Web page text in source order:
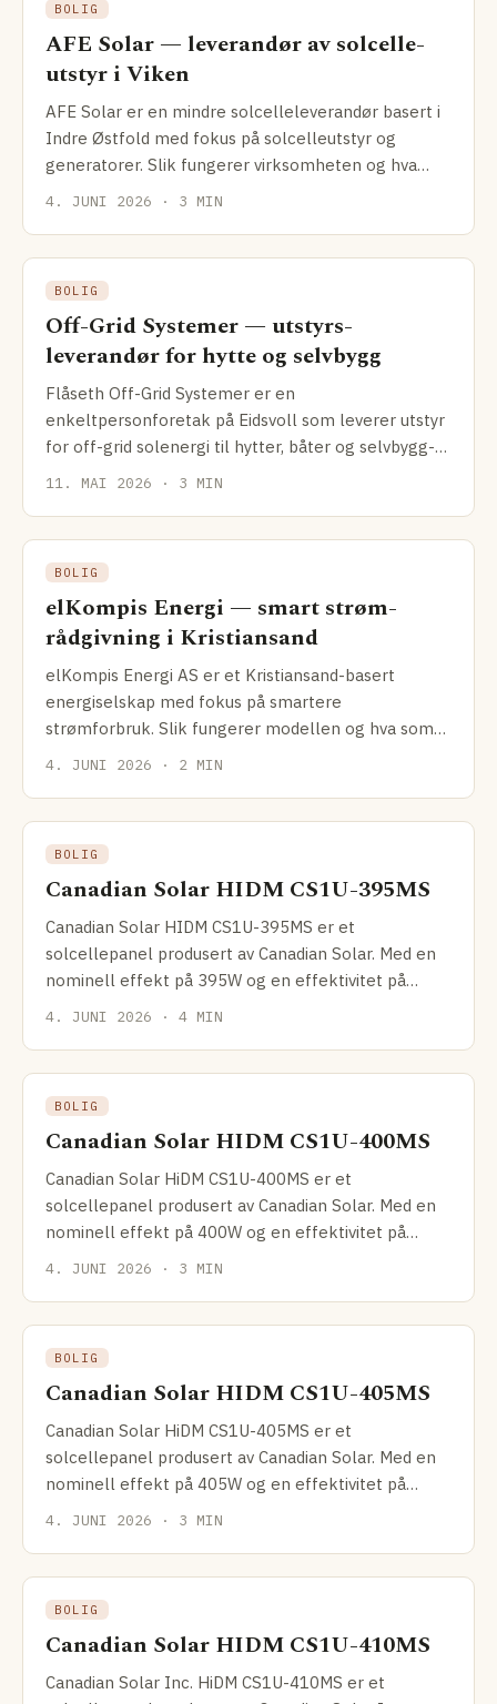
BOLIG
AFE Solar — leverandør av solcelle­
utstyr i Viken
AFE Solar er en mindre solcelle­leverandør basert i
Indre Østfold med fokus på solcelleutstyr og
generatorer. Slik fungerer virksomheten og hva
som skiller dem fra større aktører.
4. JUNI 2026 · 3 MIN
BOLIG
Off-Grid Systemer — utstyrs­
leverandør for hytte og selvbygg
Flåseth Off-Grid Systemer er en
enkeltpersonforetak på Eidsvoll som leverer utstyr
for off-grid solenergi til hytter, båter og selvbygg-
prosjekter.
11. MAI 2026 · 3 MIN
BOLIG
elKompis Energi — smart strøm­
rådgivning i Kristiansand
elKompis Energi AS er et Kristiansand-basert
energiselskap med fokus på smartere
strømforbruk. Slik fungerer modellen og hva som
skiller dem fra rene solcelle­installatører.
4. JUNI 2026 · 2 MIN
BOLIG
Canadian Solar HIDM CS1U-395MS
Canadian Solar HIDM CS1U-395MS er et
solcellepanel produsert av Canadian Solar. Med en
nominell effekt på 395W og en effektivitet på
19.16%, er dette
4. JUNI 2026 · 4 MIN
BOLIG
Canadian Solar HIDM CS1U-400MS
Canadian Solar HiDM CS1U-400MS er et
solcellepanel produsert av Canadian Solar. Med en
nominell effekt på 400W og en effektivitet på
19.4%, sitter dette
4. JUNI 2026 · 3 MIN
BOLIG
Canadian Solar HIDM CS1U-405MS
Canadian Solar HiDM CS1U-405MS er et
solcellepanel produsert av Canadian Solar. Med en
nominell effekt på 405W og en effektivitet på
19.65% ligger det i
4. JUNI 2026 · 3 MIN
BOLIG
Canadian Solar HIDM CS1U-410MS
Canadian Solar Inc. HiDM CS1U-410MS er et